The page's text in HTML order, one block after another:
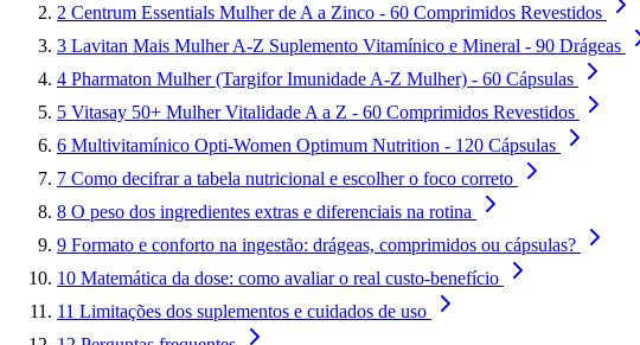
2 Centrum Essentials Mulher de A a Zinco - 60 Comprimidos Revestidos
3 Lavitan Mais Mulher A-Z Suplemento Vitamínico e Mineral - 90 Drágeas
4 Pharmaton Mulher (Targifor Imunidade A-Z Mulher) - 60 Cápsulas
5 Vitasay 50+ Mulher Vitalidade A a Z - 60 Comprimidos Revestidos
6 Multivitamínico Opti-Women Optimum Nutrition - 120 Cápsulas
7 Como decifrar a tabela nutricional e escolher o foco correto
8 O peso dos ingredientes extras e diferenciais na rotina
9 Formato e conforto na ingestão: drágeas, comprimidos ou cápsulas?
10 Matemática da dose: como avaliar o real custo-benefício
11 Limitações dos suplementos e cuidados de uso